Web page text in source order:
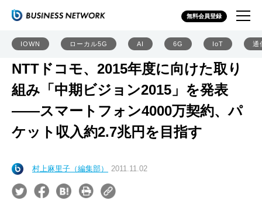
無料会員登録
IOWN ローカル5G AI 6G IoT 通
NTTドコモ、2015年度に向けた取り
組み「中期ビジョン2015」を発表
――スマートフォン4000万契約、パ
ケット収入約2.7兆円を目指す
村上麻里子（編集部） 2011.11.02